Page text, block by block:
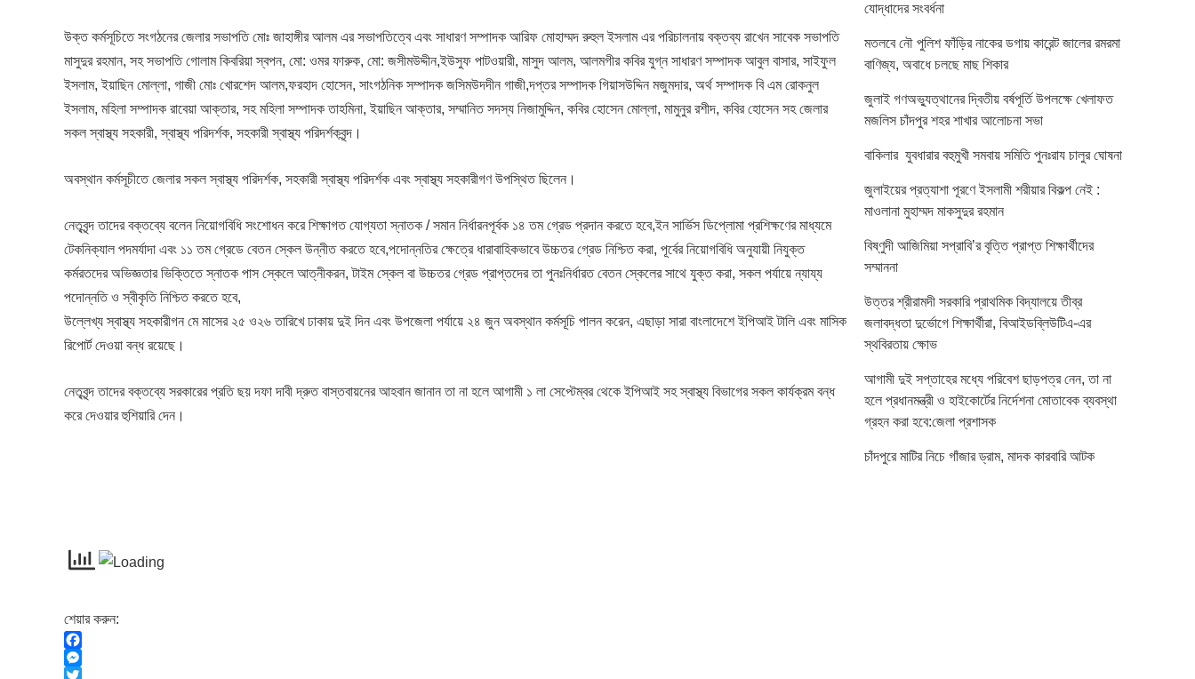
উক্ত কর্মসূচিতে সংগঠনের জেলার সভাপতি মোঃ জাহাঙ্গীর আলম এর সভাপতিত্বে এবং সাধারণ সম্পাদক আরিফ মোহাম্মদ রুহুল ইসলাম এর পরিচালনায় বক্তব্য রাখেন সাবেক সভাপতি
মাসুদুর রহমান, সহ সভাপতি গোলাম কিবরিয়া স্বপন, মো: ওমর ফারুক, মো: জসীমউদ্দীন,ইউসুফ পাটওয়ারী, মাসুদ আলম, আলমগীর কবির যুগ্ন সাধারণ সম্পাদক আবুল বাসার, সাইফুল
ইসলাম, ইয়াছিন মোল্লা, গাজী মোঃ খোরশেদ আলম,ফরহাদ হোসেন, সাংগঠনিক সম্পাদক জসিমউদদীন গাজী,দপ্তর সম্পাদক গিয়াসউদ্দিন মজুমদার, অর্থ সম্পাদক বি এম রোকনুল
ইসলাম, মহিলা সম্পাদক রাবেয়া আক্তার, সহ মহিলা সম্পাদক তাহমিনা, ইয়াছিন আক্তার, সম্মানিত সদস্য নিজামুদ্দিন, কবির হোসেন মোল্লা, মামুনুর রশীদ, কবির হোসেন সহ জেলার
সকল স্বাস্থ্য সহকারী, স্বাস্থ্য পরিদর্শক, সহকারী স্বাস্থ্য পরিদর্শকবৃন্দ।
অবস্থান কর্মসূচীতে জেলার সকল স্বাস্থ্য পরিদর্শক, সহকারী স্বাস্থ্য পরিদর্শক এবং স্বাস্থ্য সহকারীগণ উপস্থিত ছিলেন।
নেতৃবৃন্দ তাদের বক্তব্যে বলেন নিয়োগবিধি সংশোধন করে শিক্ষাগত যোগ্যতা স্নাতক / সমান নির্ধারনপূর্বক ১৪ তম গ্রেড প্রদান করতে হবে,ইন সার্ভিস ডিপ্লোমা প্রশিক্ষণের মাধ্যমে
টেকনিক্যাল পদমর্যাদা এবং ১১ তম গ্রেডে বেতন স্কেল উন্নীত করতে হবে,পদোন্নতির ক্ষেত্রে ধারাবাহিকভাবে উচ্চতর গ্রেড নিশ্চিত করা, পূর্বের নিয়োগবিধি অনুযায়ী নিযুক্ত
কর্মরতদের অভিজ্ঞতার ভিক্তিতে স্নাতক পাস স্কেলে আত্নীকরন, টাইম স্কেল বা উচ্চতর গ্রেড প্রাপ্তদের তা পুনঃনির্ধারত বেতন স্কেলের সাথে যুক্ত করা, সকল পর্যায়ে ন্যায্য
পদোন্নতি ও স্বীকৃতি নিশ্চিত করতে হবে,
উল্লেখ্য স্বাস্থ্য সহকারীগন মে মাসের ২৫ ও২৬ তারিখে ঢাকায় দুই দিন এবং উপজেলা পর্যায়ে ২৪ জুন অবস্থান কর্মসূচি পালন করেন, এছাড়া সারা বাংলাদেশে ইপিআই টালি এবং মাসিক
রিপোর্ট দেওয়া বন্ধ রয়েছে।
নেতৃবৃন্দ তাদের বক্তব্যে সরকারের প্রতি ছয় দফা দাবী দ্রুত বাস্তবায়নের আহবান জানান তা না হলে আগামী ১ লা সেপ্টেম্বর থেকে ইপিআই সহ স্বাস্থ্য বিভাগের সকল কার্যক্রম বন্ধ
করে দেওয়ার হুশিয়ারি দেন।
শেয়ার করুন:
F
a
M
যোদ্ধাদের সংবর্ধনা
মতলবে নৌ পুলিশ ফাঁড়ির নাকের ডগায় কারেন্ট জালের রমরমা
বাণিজ্য, অবাধে চলছে মাছ শিকার
জুলাই গণঅভ্যুত্থানের দ্বিতীয় বর্ষপূর্তি উপলক্ষে খেলাফত
মজলিস চাঁদপুর শহর শাখার আলোচনা সভা
বাকিলার যুবধারার বহুমুখী সমবায় সমিতি পুনঃরায চালুর ঘোষনা
জুলাইয়ের প্রত্যাশা পূরণে ইসলামী শরীয়ার বিকল্প নেই :
মাওলানা মুহাম্মদ মাকসুদুর রহমান
বিষ্ণুদী আজিমিয়া সপ্রাবি’র বৃত্তি প্রাপ্ত শিক্ষার্থীদের
সম্মাননা
উত্তর শ্রীরামদী সরকারি প্রাথমিক বিদ্যালয়ে তীব্র
জলাবদ্ধতা দুর্ভোগে শিক্ষার্থীরা, বিআইডব্লিউটিএ-এর
স্থবিরতায় ক্ষোভ
আগামী দুই সপ্তাহের মধ্যে পরিবেশ ছাড়পত্র নেন, তা না
হলে প্রধানমন্ত্রী ও হাইকোর্টের নির্দেশনা মোতাবেক ব্যবস্থা
গ্রহন করা হবে:জেলা প্রশাসক
চাঁদপুরে মাটির নিচে গাঁজার ড্রাম, মাদক কারবারি আটক